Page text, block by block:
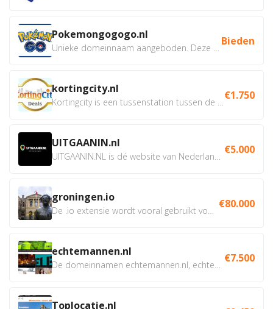
Pokemongogogo.nl Bieden
kortingcity.nl €1.750
UITGAANIN.nl €5.000
groningen.io €80.000
echtemannen.nl €7.500
Toplocatie.nl